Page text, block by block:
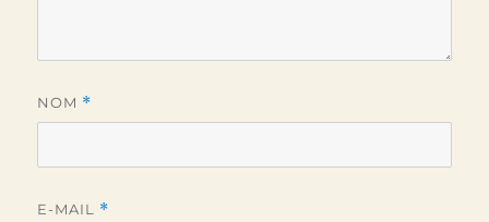
NOM *
E-MAIL *